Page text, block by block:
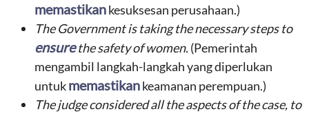
memastikankesuksesan perusahaan.)
The Government is taking the necessary steps to
ensurethe safety of women.(Pemerintah
mengambil langkah-langkah yang diperlukan
untukmemastikankeamanan perempuan.)
The judge considered all the aspects of the case, to